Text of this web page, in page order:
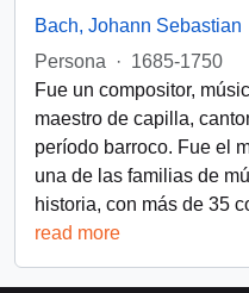
Bach, Johann Sebastian
Persona
· 1685-1750
Fue un compositor,
maestro de capilla,
período barroco. Fue el
una de las familias de
historia, con más de 35
read more